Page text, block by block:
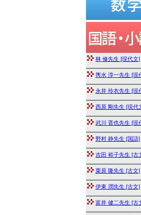
林 修先生 [現代文]
輿水 淳一先生 [現
永井 玲衣先生 [現
西原 剛先生 [現代
武川 晋也先生 [現
野村 静先生 [国語]
吉田 裕子先生 [古
栗原 隆先生 [古文]
伊東 潤先生 [古文]
富井 健二先生 [古